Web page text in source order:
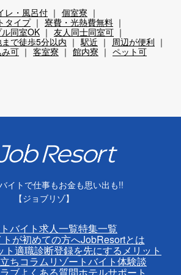
レ・風呂付
個室寮
タイプ
寮費・光熱費無料
同室OK
友人同士同室可
で徒歩5分以内 駅近
周辺が便利
可 客室寮 館内寮 ペット可
イトで仕事もお金も思い出も!!
【ジョブリゾ】
バイト求人一覧特集一覧
が初めての方へJobResortとは
ト適職診断登録を先にするメリット
ちコラムリゾートバイト体験談